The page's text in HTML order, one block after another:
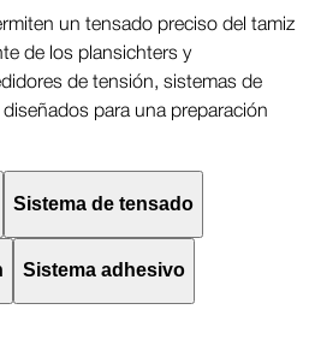
un tensado preciso del tamiz
de los plansichters y
de tensión, sistemas de
para una preparación
Sistema de tensado
Sistema adhesivo